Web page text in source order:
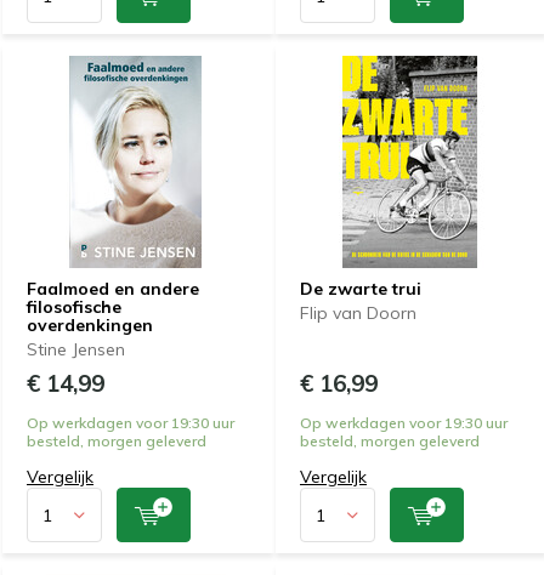
Faalmoed en andere
filosofische
overdenkingen
Stine Jensen
€ 14,99
Op werkdagen voor 19:30 uur
besteld, morgen geleverd
Vergelijk
De zwarte trui
Flip van Doorn
€ 16,99
Op werkdagen voor 19:30 uur
besteld, morgen geleverd
Vergelijk